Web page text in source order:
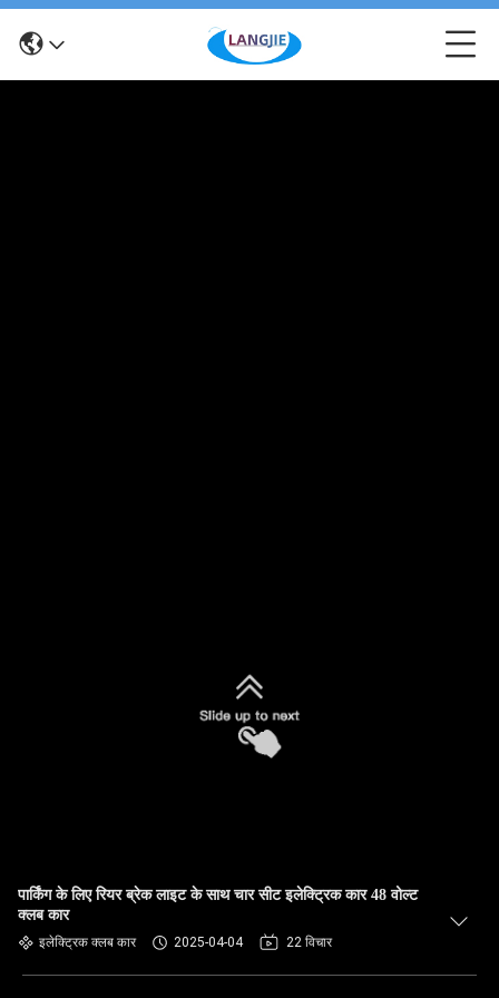
पार्किंग के लिए रियर ब्रेक लाइट के साथ चार सीट इलेक्ट्रिक कार 48 वोल्ट
क्लब कार
इलेक्ट्रिक क्लब कार 2025-04-04 22 विचार